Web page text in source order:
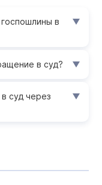
в
в суд?
суд через